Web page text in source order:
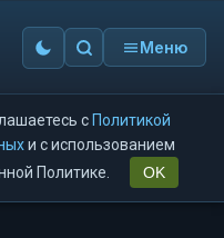
Меню
с Политикой
и с использованием
Политике.
OK